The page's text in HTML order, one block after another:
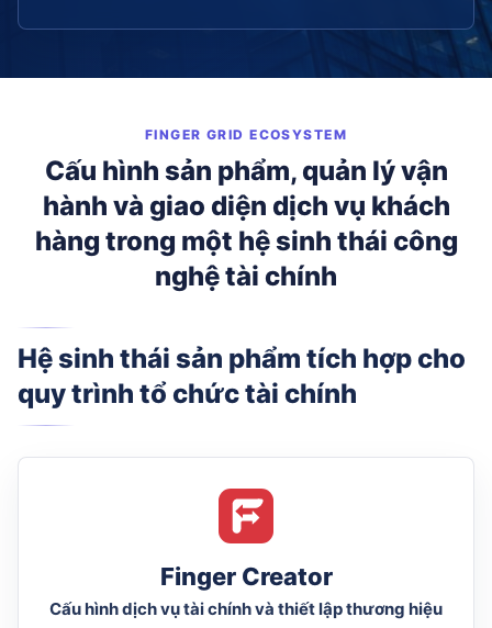
FINGER GRID ECOSYSTEM
Cấu hình sản phẩm, quản lý vận
hành và giao diện dịch vụ khách
hàng trong một hệ sinh thái công
nghệ tài chính
Hệ sinh thái sản phẩm tích hợp cho
quy trình tổ chức tài chính
Finger Creator
Cấu hình dịch vụ tài chính và thiết lập thương hiệu